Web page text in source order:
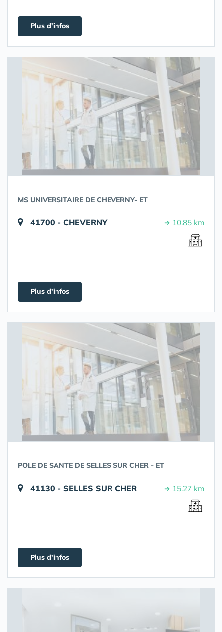
Plus d'infos
MS UNIVERSITAIRE DE CHEVERNY- ET
41700 - CHEVERNY ➔ 10.85 km
Plus d'infos
POLE DE SANTE DE SELLES SUR CHER - ET
41130 - SELLES SUR CHER ➔ 15.27 km
Plus d'infos